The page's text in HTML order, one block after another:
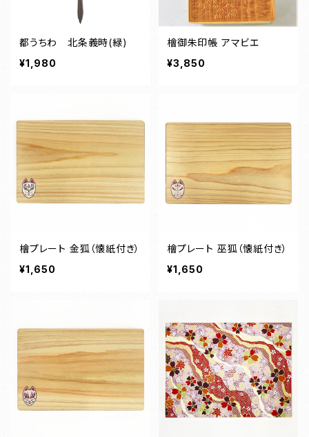
都うちわ 北条義時(緑)
¥1,980
檜御朱印帳 アマビエ
¥3,850
檜プレート 金狐（懐紙付き）
¥1,650
檜プレート 巫狐（懐紙付き）
¥1,650